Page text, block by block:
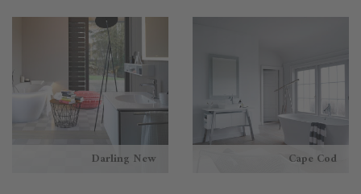
Cape Cod
Darling New